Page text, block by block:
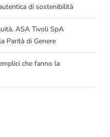
di sostenibilità
ASA Tivoli SpA
Parità di Genere
che fanno la